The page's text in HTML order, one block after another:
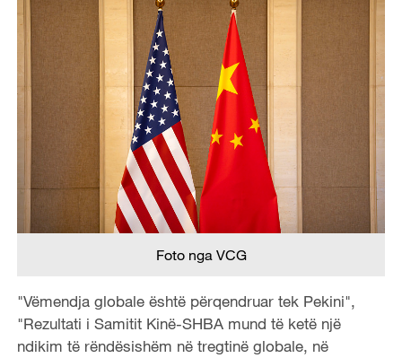
Foto nga VCG
"Vëmendja globale është përqendruar tek Pekini",
"Rezultati i Samitit Kinë-SHBA mund të ketë një
ndikim të rëndësishëm në tregtinë globale, në